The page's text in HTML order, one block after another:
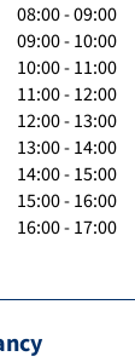
08:00 - 09:00
09:00 - 10:00
10:00 - 11:00
11:00 - 12:00
12:00 - 13:00
13:00 - 14:00
14:00 - 15:00
15:00 - 16:00
16:00 - 17:00